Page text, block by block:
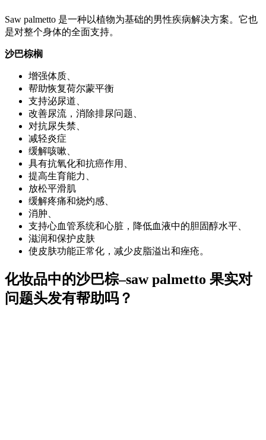
Saw palmetto 是一种以植物为基础的男性疾病解决方案。它也
是对整个身体的全面支持。
沙巴棕榈
增强体质、
帮助恢复荷尔蒙平衡
支持泌尿道、
改善尿流，消除排尿问题、
对抗尿失禁、
减轻炎症
缓解咳嗽、
具有抗氧化和抗癌作用、
提高生育能力、
放松平滑肌
缓解疼痛和烧灼感、
消肿、
支持心血管系统和心脏，降低血液中的胆固醇水平、
滋润和保护皮肤
使皮肤功能正常化，减少皮脂溢出和痤疮。
化妆品中的沙巴棕–saw palmetto 果实对
问题头发有帮助吗？